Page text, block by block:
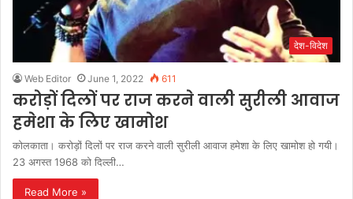
देश-विदेश
Web Editor June 1, 2022 611
करोड़ों दिलों पर राज करने वाली सुरीली आवाज
हमेशा के लिए खामोश
कोलकाता। करोड़ों दिलों पर राज करने वाली सुरीली आवाज हमेशा के लिए खामोश हो गयी।
23 अगस्त 1968 को दिल्ली…
Read More »